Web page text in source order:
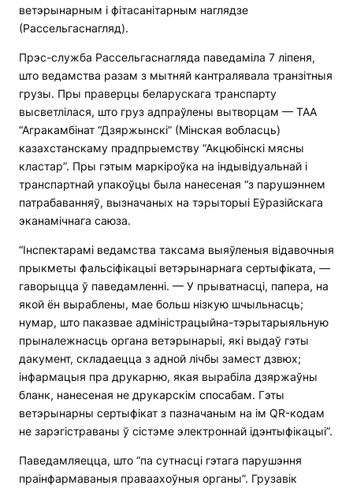
ветэрынарным і фітасанітарным наглядзе
(Рассельгаснагляд).
Прэс-служба Рассельгаснагляда паведаміла 7 ліпеня,
што ведамства разам з мытняй кантралявала транзітныя
грузы. Пры праверцы беларускага транспарту
высветлілася, што груз адпраўлены вытворцам — ТАА
“Агракамбінат “Дзяржынскі” (Мінская вобласць)
казахстанскаму прадпрыемству “Акцюбінскі мясны
кластар”. Пры гэтым маркіроўка на індывідуальнай і
транспартнай упакоўцы была нанесеная “з парушэннем
патрабаванняў, вызначаных на тэрыторыі Еўразійскага
эканамічнага саюза.
“Інспектарамі ведамства таксама выяўленыя відавочныя
прыкметы фальсіфікацыі ветэрынарнага сертыфіката, —
гаворыцца ў паведамленні. — У прыватнасці, папера, на
якой ён выраблены, мае больш нізкую шчыльнасць;
нумар, што паказвае адміністрацыйна-тэрытарыяльную
прыналежнасць органа ветэрынарыі, які выдаў гэты
дакумент, складаецца з адной лічбы замест дзвюх;
інфармацыя пра друкарню, якая вырабіла дзяржаўны
бланк, нанесеная не друкарскім спосабам. Гэты
ветэрынарны сертыфікат з пазначаным на ім QR-кодам
не зарэгістраваны ў сістэме электроннай ідэнтыфікацыі”.
Паведамляецца, што “па сутнасці гэтага парушэння
праінфармаваныя праваахоўныя органы”. Грузавік